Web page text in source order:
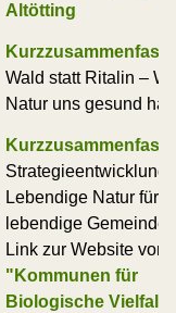
Altötting
Wald statt Ritalin –
Natur uns gesund hält
Strategieentwicklung:
Lebendige Natur für
lebendige Gemeinde
Link zur Website von
"Kommunen für
Biologische Vielfalt"